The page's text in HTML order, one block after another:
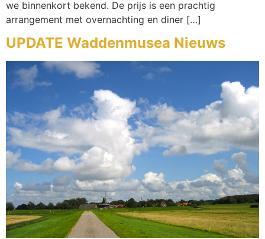
we binnenkort bekend. De prijs is een prachtig
arrangement met overnachting en diner […]
UPDATE Waddenmusea Nieuws